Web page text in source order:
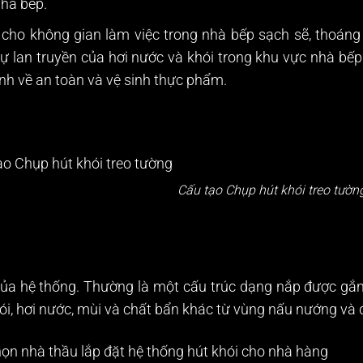
bếp.
không gian làm việc trong nhà bếp sạch sẽ,
lan truyền của hơi nước và khói trong khu vực nhà
về an toàn và vệ sinh thực phẩm.
Cấu tạo Chụp hút khói treo
hệ thống. Thường là một cấu trúc dạng nắp được
hơi nước, mùi và chất bẩn khác từ vùng nấu nướng và
nhà thầu lắp đặt hệ thống hút khói cho nhà hàng